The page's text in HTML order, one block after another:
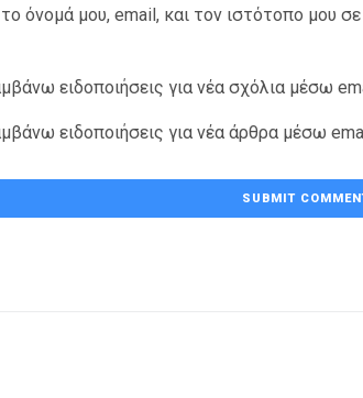
όνομά μου, email, και τον ιστότοπο μου
ειδοποιήσεις για νέα σχόλια μέσω
ειδοποιήσεις για νέα άρθρα μέσω